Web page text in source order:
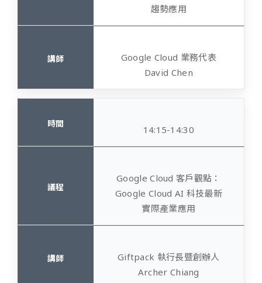
趨勢應用
Google Cloud 業務代表
David Chen
14:15-14:30
Google Cloud 客戶觀點：
Google Cloud AI 科技最新
實際產業應用
Giftpack 執行長暨創辦人
Archer Chiang